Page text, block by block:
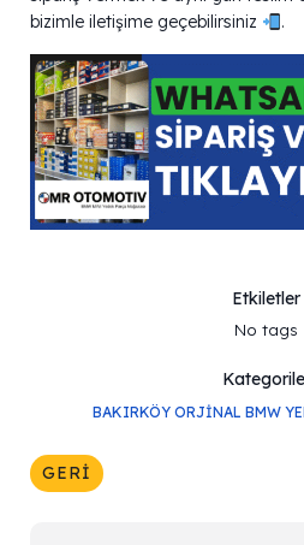
bizimle iletişime geçebilirsiniz
.
Etkiletler
No tags
BAKIRKÖY ORJINAL BMW
GERI